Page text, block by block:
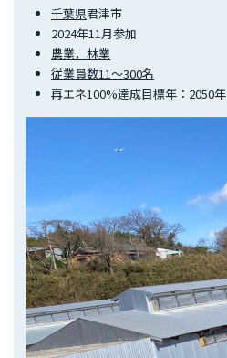
千葉県君津市
2024年11月参加
農業，林業
従業員数11～300名
再エネ100%達成目標年：2050年